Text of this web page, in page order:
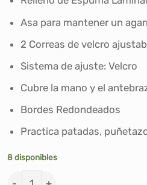
Asa para mantener un
2 Correas de velcro
Sistema de ajuste: Velcro
Cubre la mano y el
Bordes Redondeados
Practica patadas,
8 disponibles
ESCUDO PAO DE MUAY